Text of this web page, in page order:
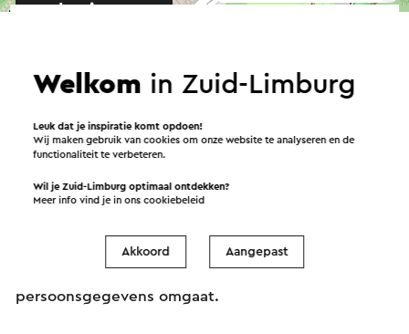
→ Plan je route
Verstuur een e-mail
Verstuur een mail naar Hotel en Grieks-Restaurant
“Verstuur” direct verstuurd. In onze privacy
verklaring staat hoe Visit Zuid-Limburg met jouw
persoonsgegevens omgaat.
Welkom in Zuid-Limburg
Leuk dat je inspiratie komt opdoen!
Wij maken gebruik van cookies om onze website te analyseren en de
functionaliteit te verbeteren.
Wil je Zuid-Limburg optimaal ontdekken?
Meer info vind je in onscookiebeleid
Akkoord Aangepast